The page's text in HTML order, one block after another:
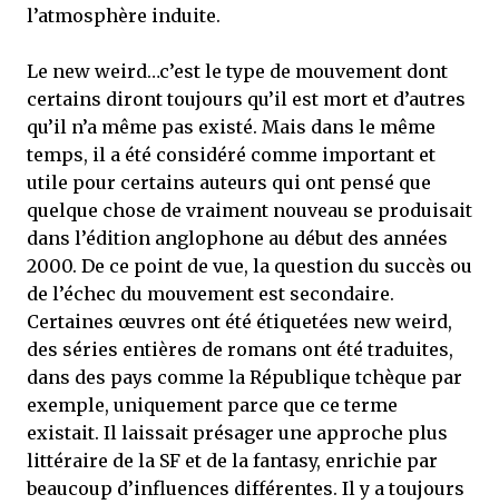
l’atmosphère induite.
Le new weird…c’est le type de mouvement dont
certains diront toujours qu’il est mort et d’autres
qu’il n’a même pas existé. Mais dans le même
temps, il a été considéré comme important et
utile pour certains auteurs qui ont pensé que
quelque chose de vraiment nouveau se produisait
dans l’édition anglophone au début des années
2000. De ce point de vue, la question du succès ou
de l’échec du mouvement est secondaire.
Certaines œuvres ont été étiquetées new weird,
des séries entières de romans ont été traduites,
dans des pays comme la République tchèque par
exemple, uniquement parce que ce terme
existait. Il laissait présager une approche plus
littéraire de la SF et de la fantasy, enrichie par
beaucoup d’influences différentes. Il y a toujours